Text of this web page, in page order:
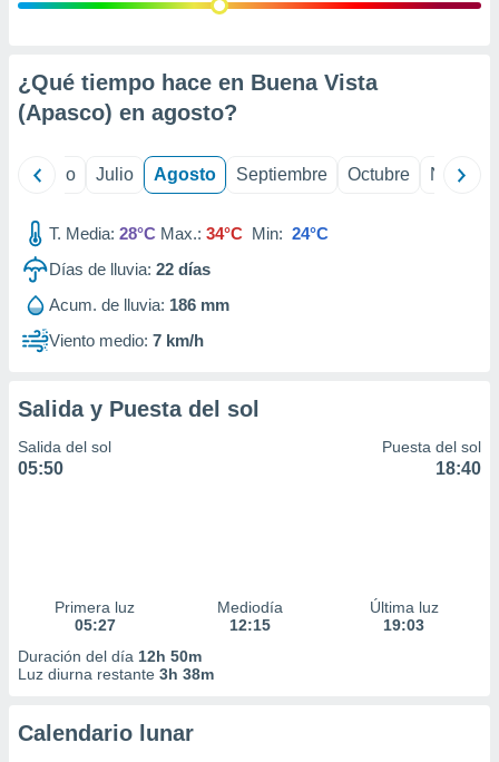
e
mediante
publicidad
de
1199
¿Qué tiempo hace en Buena Vista
(Apasco) en agosto?
Junio Julio Agosto Septiembre Octubre
T. Media: 28°C Max.: 34°C Min: 24°C
Días de lluvia: 22 días
Acum. de lluvia: 186 mm
Viento medio: 7 km/h
Salida y Puesta del sol
Salida del sol
05:50
Puesta del sol
18:40
Primera luz
05:27
Mediodía
12:15
Última luz
19:03
Duración del día 12h 50m
Luz diurna restante 3h 38m
Calendario lunar